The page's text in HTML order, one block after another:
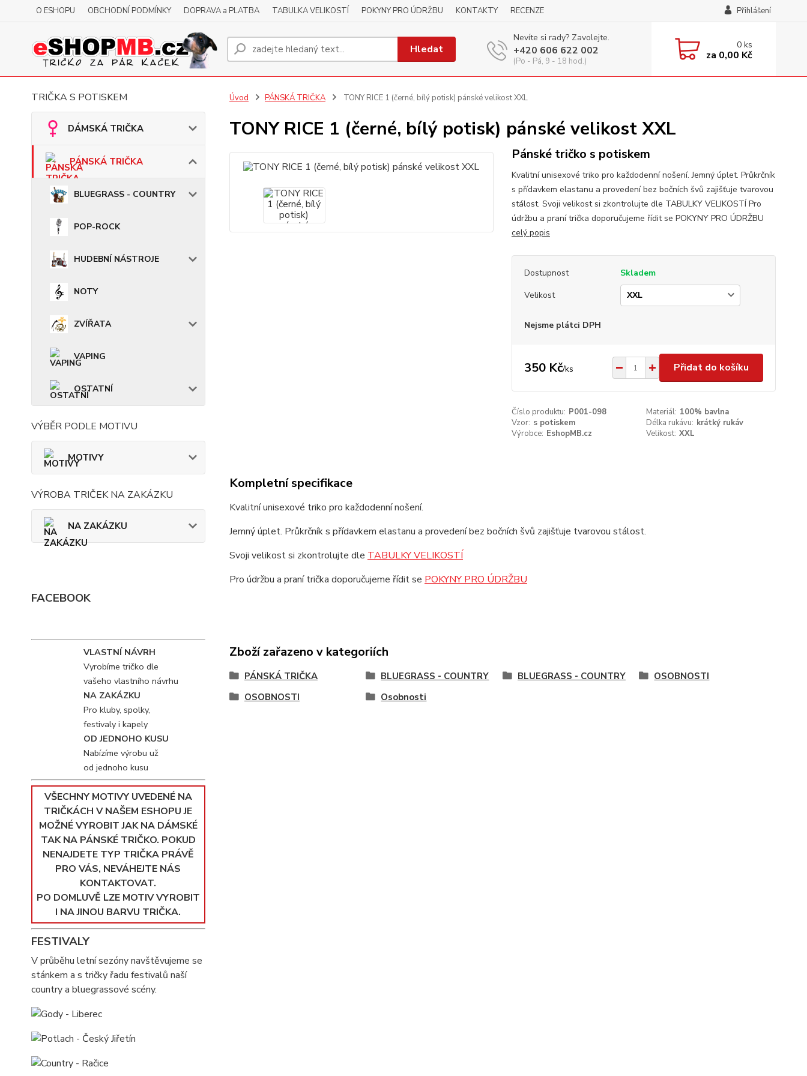
O ESHOPU OBCHODNÍ PODMÍNKY DOPRAVA a PLATBA TABULKA VELIKOSTÍ POKYNY PRO ÚDRŽBU KONTAKTY RECENZE Přihlášení
Hledat
Nevíte si rady? Zavolejte.
+420 606 622 002
(Po - Pá, 9 - 18 hod.)
0ks
za 0,00 Kč
TRIČKA S POTISKEM
DÁMSKÁ TRIČKA
PÁNSKÁ TRIČKA
BLUEGRASS - COUNTRY
POP-ROCK
HUDEBNÍ NÁSTROJE
NOTY
ZVÍŘATA
VAPING
OSTATNÍ
VÝBĚR PODLE MOTIVU
MOTIVY
VÝROBA TRIČEK NA ZAKÁZKU
NA ZAKÁZKU
FACEBOOK
VLASTNÍ NÁVRH
Vyrobíme tričko dle
vašeho vlastního návrhu
NA ZAKÁZKU
Pro kluby, spolky,
festivaly i kapely
OD JEDNOHO KUSU
Nabízíme výrobu už
od jednoho kusu
VŠECHNY MOTIVY UVEDENÉ NA
TRIČKÁCH V NAŠEM ESHOPU JE
MOŽNÉ VYROBIT JAK NA DÁMSKÉ
TAK NA PÁNSKÉ TRIČKO. POKUD
NENAJDETE TYP TRIČKA PRÁVĚ
PRO VÁS, NEVÁHEJTE NÁS
KONTAKTOVAT.
PO DOMLUVĚ LZE MOTIV VYROBIT
I NA JINOU BARVU TRIČKA.
FESTIVALY
V průběhu letní sezóny navštěvujeme se
stánkem a s tričky řadu festivalů naší
country a bluegrassové scény.
Úvod PÁNSKÁ TRIČKA TONY RICE 1 (černé, bílý potisk) pánské velikost XXL
TONY RICE 1 (černé, bílý potisk) pánské velikost XXL
Pánské tričko s potiskem
Kvalitní unisexové triko pro každodenní nošení. Jemný úplet. Průkrčník
s přídavkem elastanu a provedení bez bočních švů zajišťuje tvarovou
stálost. Svoji velikost si zkontrolujte dle TABULKY VELIKOSTÍ Pro
údržbu a praní trička doporučujeme řídit se POKYNY PRO ÚDRŽBU
celý popis
Dostupnost
Skladem
Velikost
Nejsme plátci DPH
350 Kč/ks Přidat do košíku
Číslo produktu: P001-098 Materiál: 100% bavlna
Vzor: s potiskem Délka rukávu: krátký rukáv
Výrobce: EshopMB.cz Velikost: XXL
Kompletní specifikace
Kvalitní unisexové triko pro každodenní nošení.
Jemný úplet. Průkrčník s přídavkem elastanu a provedení bez bočních švů zajišťuje tvarovou stálost.
Svoji velikost si zkontrolujte dle TABULKY VELIKOSTÍ
Pro údržbu a praní trička doporučujeme řídit se POKYNY PRO ÚDRŽBU
Zboží zařazeno v kategoriích
PÁNSKÁ TRIČKA BLUEGRASS - COUNTRY BLUEGRASS - COUNTRY
OSOBNOSTI
OSOBNOSTI
Osobnosti